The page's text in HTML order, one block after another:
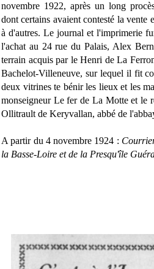
novembre 1922, après un long
dont certains avaient contesté la vente
à d'autres. Le journal et l'imprimerie
l'achat au 24 rue du Palais, Alex
terrain acquis par le Henri de La
Bachelot-Villeneuve, sur lequel il fit
deux vitrines te bénir les lieux et les
monseigneur Le fer de La Motte et le
Ollitrault de Keryvallan, abbé de
A partir du 4 novembre 1924 :
la Basse-Loire et de la Presqu'île